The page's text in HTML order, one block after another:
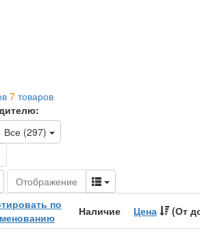
7 товаров
Все (297) Toggle Dropdown
Dropdown
Отображение Toggle Dropdown
по
Наличие Цена (От